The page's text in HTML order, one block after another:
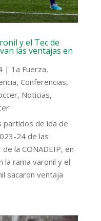
y el Tec de
las ventajas en
| 1a Fuerza,
, Conferencias,
, Noticias,
partidos de ida de
24 de las
la CONADEIP, en
la rama varonil y el
sacaron ventaja